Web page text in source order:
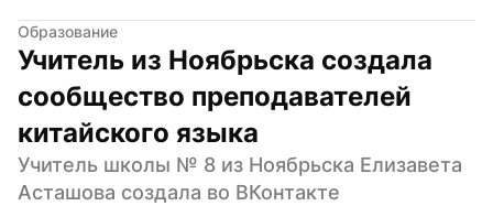
Образование
Учитель из Ноябрьска создала
сообщество преподавателей
китайского языка
Учитель школы № 8 из Ноябрьска Елизавета
Асташова создала во ВКонтакте